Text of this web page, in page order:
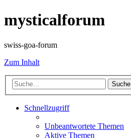
mysticalforum
swiss-goa-forum
Zum Inhalt
Suche
Schnellzugriff
Unbeantwortete Themen
Aktive Themen